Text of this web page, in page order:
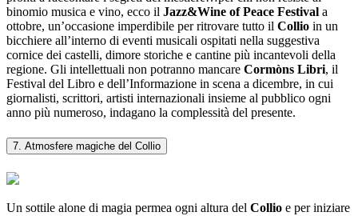
binomio musica e vino, ecco il Jazz&Wine of Peace Festival a
ottobre, un’occasione imperdibile per ritrovare tutto il Collio in un
bicchiere all’interno di eventi musicali ospitati nella suggestiva
cornice dei castelli, dimore storiche e cantine più incantevoli della
regione. Gli intellettuali non potranno mancare Cormòns Libri, il
Festival del Libro e dell’Informazione in scena a dicembre, in cui
giornalisti, scrittori, artisti internazionali insieme al pubblico ogni
anno più numeroso, indagano la complessità del presente.
7. Atmosfere magiche del Collio
Un sottile alone di magia permea ogni altura del Collio e per iniziare